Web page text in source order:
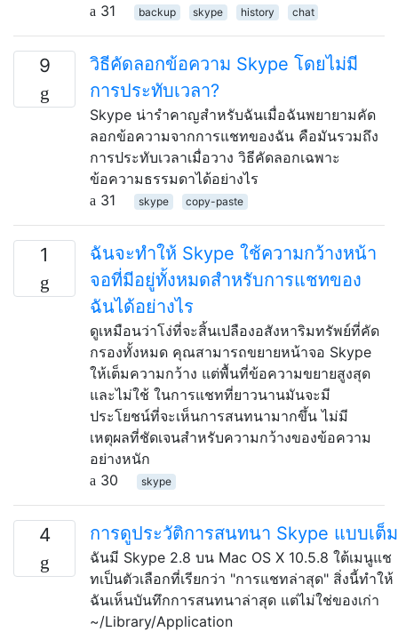
31
backup skype history chat
9
วิธีคัดลอกข้อความ Skype โดยไม่มี
การประทับเวลา?
Skype น่ารำคาญสำหรับฉันเมื่อฉันพยายามคัด
ลอกข้อความจากการแชทของฉัน คือมันรวมถึง
การประทับเวลาเมื่อวาง วิธีคัดลอกเฉพาะ
ข้อความธรรมดาได้อย่างไร
31
skype copy-paste
1
ฉันจะทำให้ Skype ใช้ความกว้างหน้า
จอที่มีอยู่ทั้งหมดสำหรับการแชทของ
ฉันได้อย่างไร
ดูเหมือนว่าโง่ที่จะสิ้นเปลืองอสังหาริมทรัพย์ที่คัด
กรองทั้งหมด คุณสามารถขยายหน้าจอ Skype
ให้เต็มความกว้าง แต่พื้นที่ข้อความขยายสูงสุด
และไม่ใช้ ในการแชทที่ยาวนานมันจะมี
ประโยชน์ที่จะเห็นการสนทนามากขึ้น ไม่มี
เหตุผลที่ชัดเจนสำหรับความกว้างของข้อความ
อย่างหนัก
30
skype
4 การดูประวัติการสนทนา Skype แบบเต็ม
ฉันมี Skype 2.8 บน Mac OS X 10.5.8 ใต้เมนูแช
ทเป็นตัวเลือกที่เรียกว่า "การแชทล่าสุด" สิ่งนี้ทำให้
ฉันเห็นบันทึกการสนทนาล่าสุด แต่ไม่ใช่ของเก่า
~/Library/Application